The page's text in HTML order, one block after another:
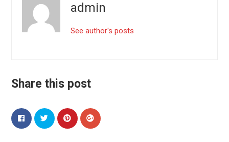
admin
See author's posts
Share this post